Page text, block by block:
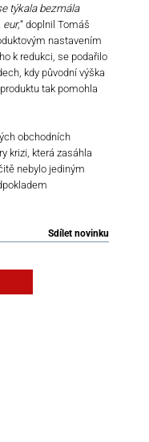
týkala bezmála
“ doplnil Tomáš
nastavením
k redukci, se podařilo
kdy původní výška
tak pomohla
obchodních
krizi, která zasáhla
nebylo jediným
Sdílet novinku